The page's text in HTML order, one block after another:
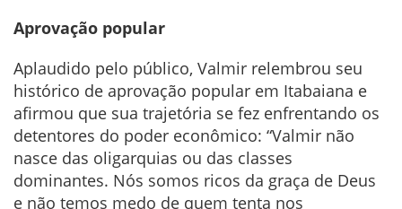
Aprovação popular
Aplaudido pelo público, Valmir relembrou seu
histórico de aprovação popular em Itabaiana e
afirmou que sua trajetória se fez enfrentando os
detentores do poder econômico: “Valmir não
nasce das oligarquias ou das classes
dominantes. Nós somos ricos da graça de Deus
e não temos medo de quem tenta nos